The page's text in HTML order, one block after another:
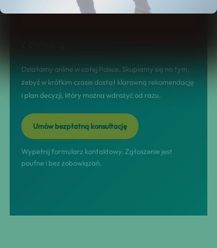
współpracy, realne scenariusze
Działamy online w całej Polsce. Skupiamy się na tym,
żebyś w krótkim czasie dostał klarowną rekomendację
i plan decyzji, który można wdrożyć od razu.
Umów bezpłatną konsultację
Wypełnij formularz kontaktowy. Zgłoszenie jest
poufne i bez zobowiązań.